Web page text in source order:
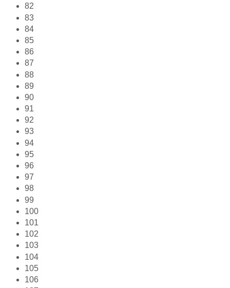
82
83
84
85
86
87
88
89
90
91
92
93
94
95
96
97
98
99
100
101
102
103
104
105
106